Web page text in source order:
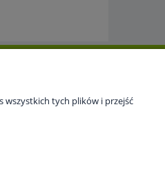
się, a otrzymasz
wszystkich tych plików i przejść